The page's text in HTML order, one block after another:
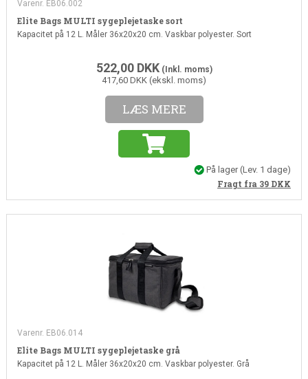
Varenr. EB06.002
Elite Bags MULTI sygeplejetaske sort
Kapacitet på 12 L. Måler 36x20x20 cm. Vaskbar polyester. Sort
522,00 DKK(Inkl. moms)
417,60 DKK (ekskl. moms)
LÆS MERE
På lager(Lev. 1 dage)
Fragt fra 39 DKK
Varenr. EB06.014
Elite Bags MULTI sygeplejetaske grå
Kapacitet på 12 L. Måler 36x20x20 cm. Vaskbar polyester. Grå